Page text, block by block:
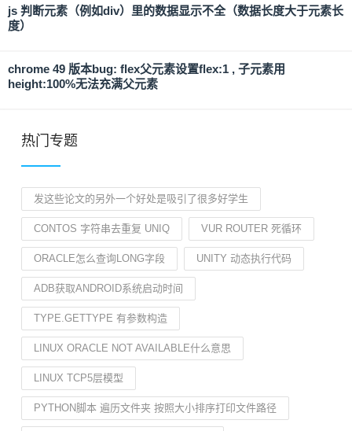
js 判断元素（例如div）里的数据显示不全（数据长度大于元素长
度）
chrome 49 版本bug: flex父元素设置flex:1 , 子元素用
height:100%无法充满父元素
热门专题
发这些论文的另外一个好处是吸引了很多好学生
CONTOS 字符串去重复 UNIQ VUR ROUTER 死循环
ORACLE怎么查询LONG字段 UNITY 动态执行代码
ADB获取ANDROID系统启动时间
TYPE.GETTYPE 有参数构造
LINUX ORACLE NOT AVAILABLE什么意思
LINUX TCP5层模型
PYTHON脚本 遍历文件夹 按照大小排序打印文件路径